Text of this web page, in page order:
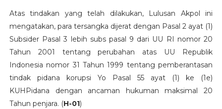
Atas tindakan yang telah dilakukan, Lulusan Akpol ini
mengatakan, para tersangka dijerat dengan Pasal 2 ayat (1)
Subsider Pasal 3 lebih subs pasal 9 dari UU RI nomor 20
Tahun 2001 tentang perubahan atas UU Republik
Indonesia nomor 31 Tahun 1999 tentang pemberantasan
tindak pidana korupsi Yo Pasal 55 ayat (1) ke (1e)
KUHPidana dengan ancaman hukuman maksimal 20
Tahun penjara. (H-01)